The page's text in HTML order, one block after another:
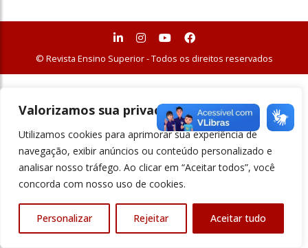
Valorizamos sua privacidade
Utilizamos cookies para aprimorar sua experiência de
navegação, exibir anúncios ou conteúdo personalizado e
analisar nosso tráfego. Ao clicar em “Aceitar todos”, você
concorda com nosso uso de cookies.
Personalizar Rejeitar Aceitar tudo
© Revista Ensino Superior - Todos os direitos reservados